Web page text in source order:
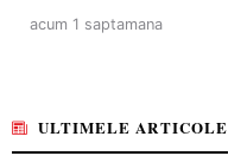
acum 1 saptamana
ULTIMELE ARTICOLE